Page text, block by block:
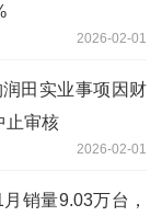
2026-02-01
田实业事项因财
止审核
2026-02-01
销量9.03万台，